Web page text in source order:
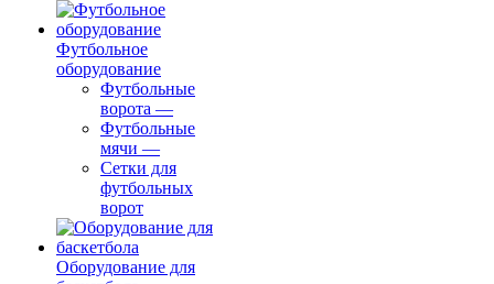
Футбольное
оборудование
Футбольные
ворота —
Футбольные
мячи —
Сетки для
футбольных
ворот
Оборудование для